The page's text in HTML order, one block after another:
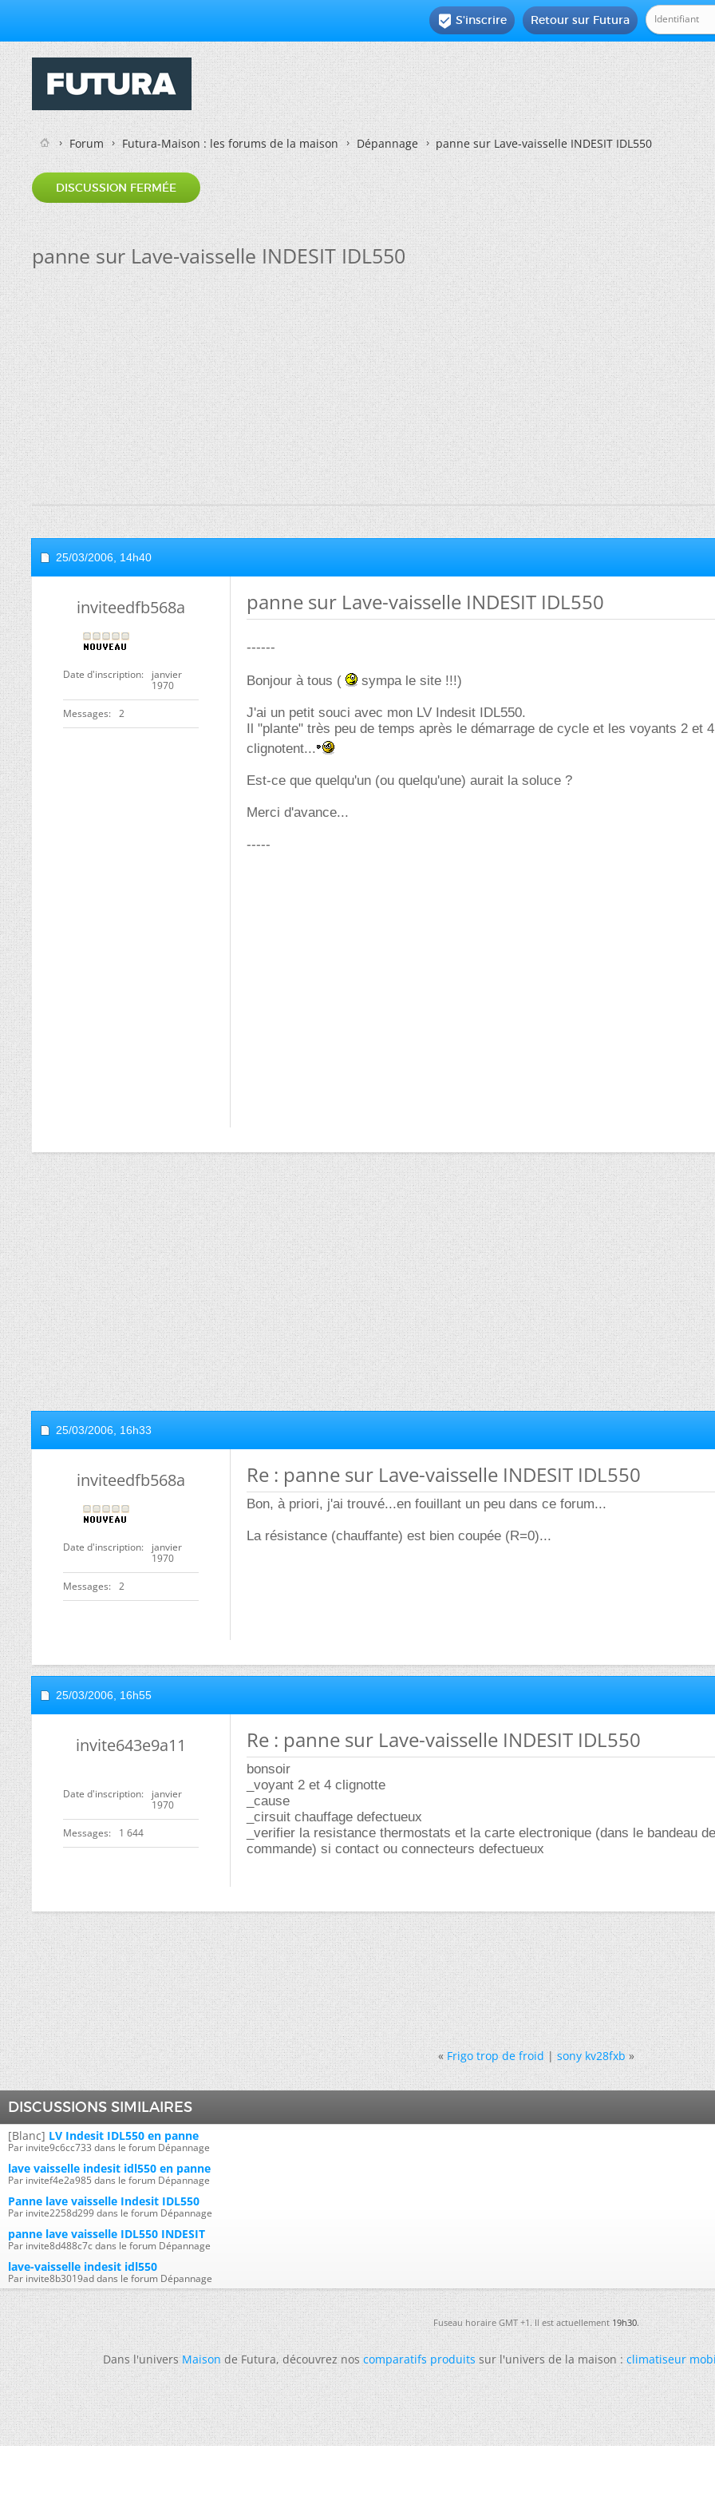
Retour sur Futura
 S'inscrire
Forum Futura-Maison : les forums de la maison Dépannage panne sur Lave-vaisselle INDESIT IDL550
DISCUSSION FERMÉE
panne sur Lave-vaisselle INDESIT IDL550
25/03/2006, 14h40
inviteedfb568a
Date d'inscription
janvier
1970
Messages 2
panne sur Lave-vaisselle INDESIT IDL550
------
Bonjour à tous ( sympa le site !!!)
J'ai un petit souci avec mon LV Indesit IDL550.
Il "plante" très peu de temps après le démarrage de cycle et les voyants 2 et 4
clignotent...
Est-ce que quelqu'un (ou quelqu'une) aurait la soluce ?
Merci d'avance...
-----
25/03/2006, 16h33
inviteedfb568a
Date d'inscription
janvier
1970
Messages 2
Re : panne sur Lave-vaisselle INDESIT IDL550
Bon, à priori, j'ai trouvé...en fouillant un peu dans ce forum...
La résistance (chauffante) est bien coupée (R=0)...
25/03/2006, 16h55
invite643e9a11
Date d'inscription
janvier
1970
Messages 1 644
Re : panne sur Lave-vaisselle INDESIT IDL550
bonsoir
_voyant 2 et 4 clignotte
_cause
_cirsuit chauffage defectueux
_verifier la resistance thermostats et la carte electronique (dans le bandeau de
commande) si contact ou connecteurs defectueux
« Frigo trop de froid|sony kv28fxb »
DISCUSSIONS SIMILAIRES
[Blanc] LV Indesit IDL550 en panne
Par invite9c6cc733 dans le forum Dépannage
lave vaisselle indesit idl550 en panne
Par invitef4e2a985 dans le forum Dépannage
Panne lave vaisselle Indesit IDL550
Par invite2258d299 dans le forum Dépannage
panne lave vaisselle IDL550 INDESIT
Par invite8d488c7c dans le forum Dépannage
lave-vaisselle indesit idl550
Par invite8b3019ad dans le forum Dépannage
Fuseau horaire GMT +1. Il est actuellement19h30.
Dans l'universMaisonde Futura, découvrez noscomparatifs produitssur l'univers de la maison :climatiseur